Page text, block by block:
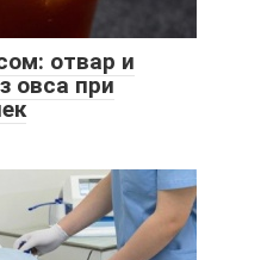
отвар и
овса при